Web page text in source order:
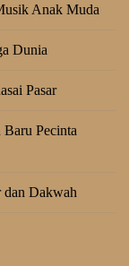
Anak Muda
Dunia
Pasar
Pecinta
dan Dakwah